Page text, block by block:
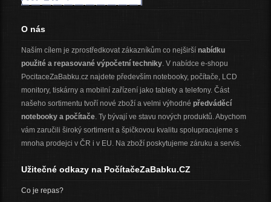
O nás
Naším cílem je zprostředkovat zákazníkům co nejširší nabídku
použité a repasované výpočetní techniky. V nabídce e-shopu
PocitaceZaBabku.cz najdete především notebooky, počítače, LCD
monitory, tiskárny a mobilní zařízení jako tablety a telefony. Část
našeho sortimentu tvoří nové zboží a velmi výhodné předváděcí
notebooky a počítače. Ty bývají ve stavu nových produktů. Abychom
vám zaručili široký sortiment a špičkovou kvalitu spolupracujeme s
mnoha prodejci v ČR i v EU. Na zboží poskytujeme záruku a servis.
Užitečné odkazy na PočítačeZaBabku.CZ
Co je repas?